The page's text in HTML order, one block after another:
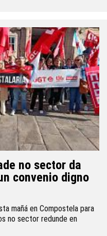
no sector da
convenio digno
mañá en Compostela para
no sector redunde en